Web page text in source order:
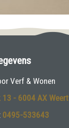
Verf & Wonen
13 - 6004 AX Weert
0495-533643